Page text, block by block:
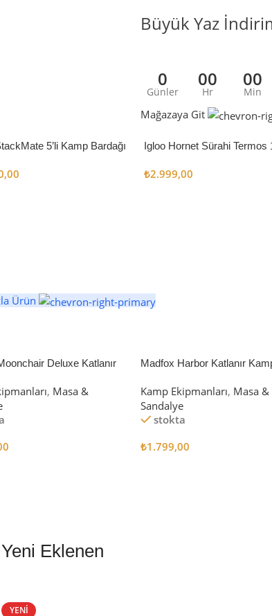
Büyük Yaz
0
Günler
00
Hr
00
Min
Mağazaya Git
5’li Kamp Bardağı
Igloo Hornet Sürahi Termos
₺2.999,00
Ürün
Deluxe Katlanır
, Masa &
Madfox Harbor Katlanır
Kamp Ekipmanları, Masa &
Sandalye
stokta
₺1.799,00
Yeni Eklenen
YENI